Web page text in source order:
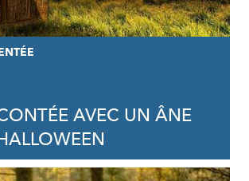
AVEC UN ÂNE